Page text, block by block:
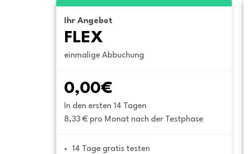
Ihr Angebot
FLEX
einmalige Abbuchung
0,00€
In den ersten 14 Tagen
8,33 € pro Monat nach der Testphase
14 Tage gratis testen